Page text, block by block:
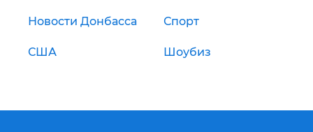
Новости Донбасса Спорт
США Шоубиз